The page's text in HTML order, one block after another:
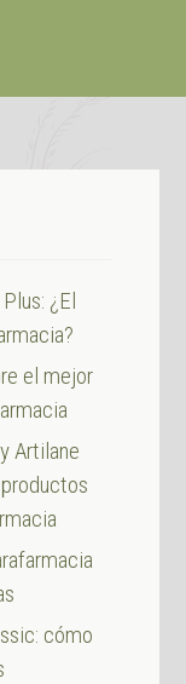
¿El
el mejor
Artilane
cómo